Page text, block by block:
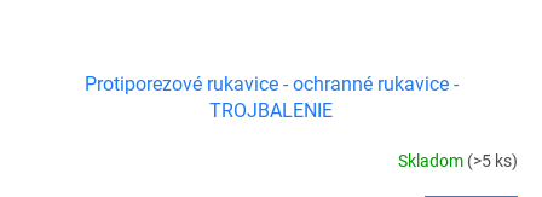
Protiporezové rukavice - ochranné rukavice -
TROJBALENIE
Skladom (>5 ks)